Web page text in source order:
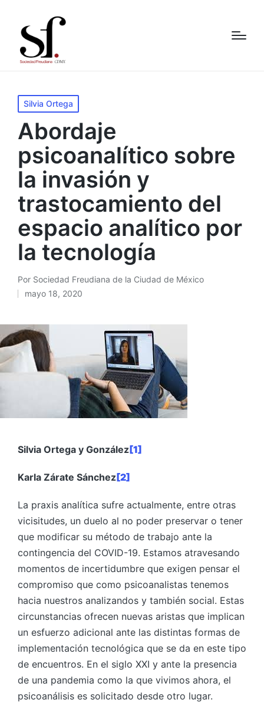
Publicado
en
Silvia Ortega
Abordaje
psicoanalítico sobre
la invasión y
trastocamiento del
espacio analítico por
la tecnología
Publicado
por
Por Sociedad Freudiana de la Ciudad de México
mayo 18, 2020
Silvia Ortega y González [1]
Karla Zárate Sánchez [2]
La praxis analítica sufre actualmente, entre otras
vicisitudes, un duelo al no poder preservar o tener
que modificar su método de trabajo ante la
contingencia del COVID-19. Estamos atravesando
momentos de incertidumbre que exigen pensar el
compromiso que como psicoanalistas tenemos
hacia nuestros analizandos y también social. Estas
circunstancias ofrecen nuevas aristas que implican
un esfuerzo adicional ante las distintas formas de
implementación tecnológica que se da en este tipo
de encuentros. En el siglo XXI y ante la presencia
de una pandemia como la que vivimos ahora, el
psicoanálisis es solicitado desde otro lugar.